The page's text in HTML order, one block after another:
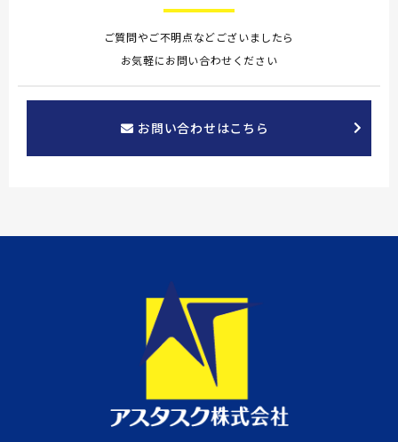
ご質問やご不明点などございましたら
お気軽にお問い合わせください
お問い合わせはこちら